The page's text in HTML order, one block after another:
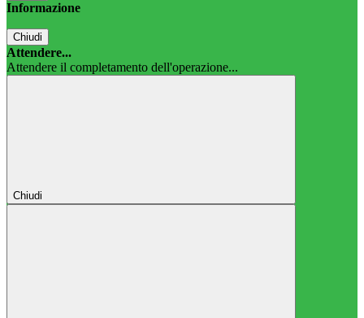
Informazione
Chiudi
Attendere...
Attendere il completamento dell'operazione...
Chiudi